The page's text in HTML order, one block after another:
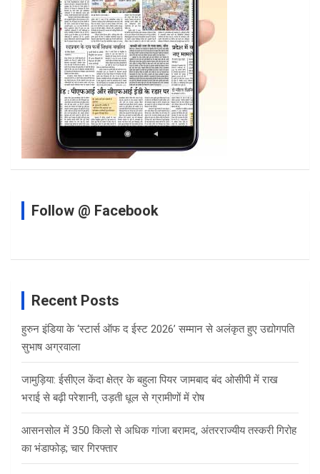
Follow @ Facebook
Recent Posts
हुरुन इंडिया के ‘स्टार्स ऑफ द ईस्ट 2026’ सम्मान से अलंकृत हुए उद्योगपति
सुभाष अग्रवाला
जामुड़िया: ईसीएल केंदा क्षेत्र के बहुला पियर जामबाद बंद ओसीपी में राख
भराई से बढ़ी परेशानी, उड़ती धूल से ग्रामीणों में रोष
आसनसोल में 350 किलो से अधिक गांजा बरामद, अंतरराज्यीय तस्करी गिरोह
का भंडाफोड़; चार गिरफ्तार